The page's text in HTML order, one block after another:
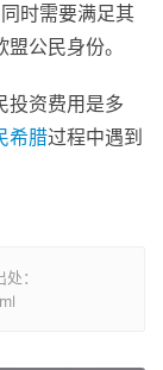
时需要满足其
公民身份。
投资费用是多
希腊过程中遇到
：